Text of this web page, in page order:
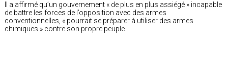
Il a affirmé qu’un gouvernement « de plus en plus assiégé » incapable
de battre les forces de l’opposition avec des armes
conventionnelles, « pourrait se préparer à utiliser des armes
chimiques » contre son propre peuple.